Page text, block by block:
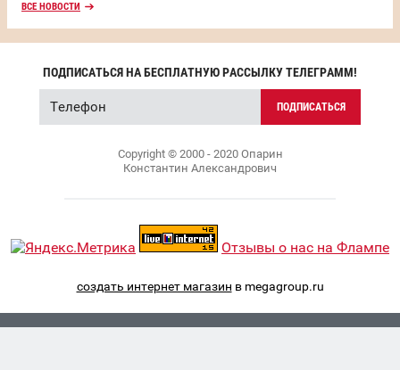
ВСЕ НОВОСТИ
ПОДПИСАТЬСЯ НА БЕСПЛАТНУЮ РАССЫЛКУ ТЕЛЕГРАММ!
ПОДПИСАТЬСЯ
Copyright © 2000 - 2020 Опарин
Константин Александрович
Отзывы о нас на Флампе
создать интернет магазин в megagroup.ru